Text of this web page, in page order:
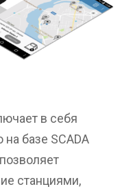
в себя
базе SCADA
станциями,